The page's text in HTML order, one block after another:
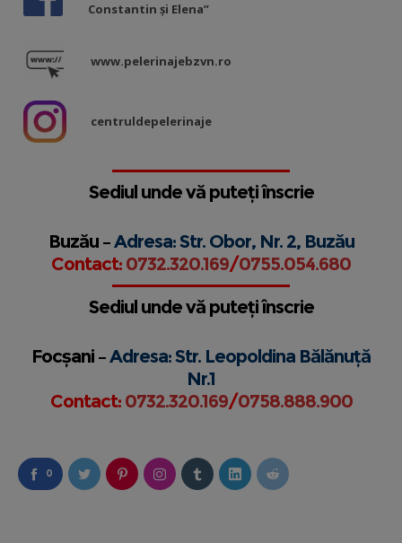
Constantin și Elena”
www.pelerinajebzvn.ro
centruldepelerinaje
Sediul unde vă puteți înscrie
Buzău –Adresa: Str. Obor, Nr. 2, Buzău
Contact: 0732.320.169/0755.054.680
Sediul unde vă puteți înscrie
Focșani –Adresa: Str. Leopoldina Bălănuță
Nr.1
Contact: 0732.320.169/0758.888.900
0